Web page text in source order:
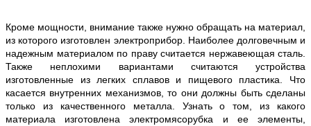
Кроме мощности, внимание также нужно обращать на материал,
из которого изготовлен электроприбор. Наиболее долговечным и
надежным материалом по праву считается нержавеющая сталь.
Также неплохими вариантами считаются устройства
изготовленные из легких сплавов и пищевого пластика. Что
касается внутренних механизмов, то они должны быть сделаны
только из качественного металла. Узнать о том, из какого
материала изготовлена электромясорубка и ее элементы,